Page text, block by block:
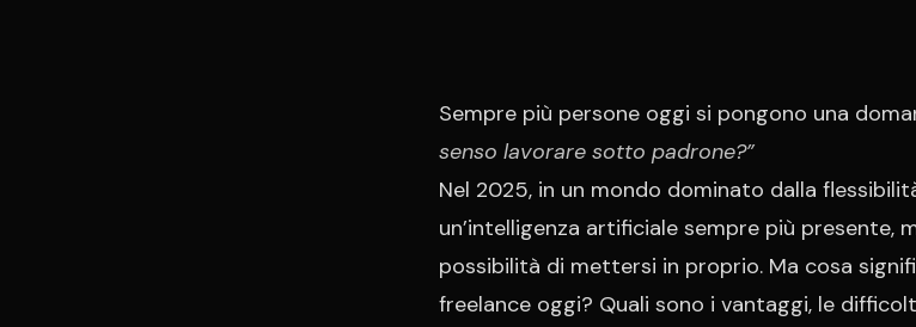
Sempre più persone oggi si pongono una
senso lavorare sotto padrone?”
Nel 2025, in un mondo dominato dalla
un’intelligenza artificiale sempre più presente,
possibilità di mettersi in proprio. Ma cosa
freelance oggi? Quali sono i vantaggi, le